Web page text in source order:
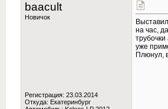
baacult
Новичок
Регистрация: 23.03.2014
Откуда: Екатеринбург
на час,
уже
Плюнул,